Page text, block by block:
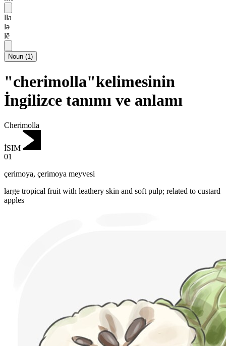
lla
lə
lē
Noun (1)
"cherimolla"kelimesinin
İngilizce tanımı ve anlamı
Cherimolla
İSIM
01
çerimoya, çerimoya meyvesi
large tropical fruit with leathery skin and soft pulp; related to custard
apples